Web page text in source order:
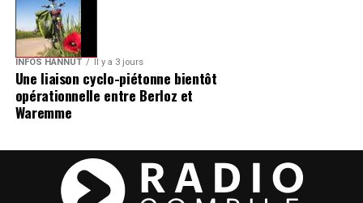
INFOS HANNUT Il y a 3 jours
Une liaison cyclo-piétonne bientôt
opérationnelle entre Berloz et
Waremme